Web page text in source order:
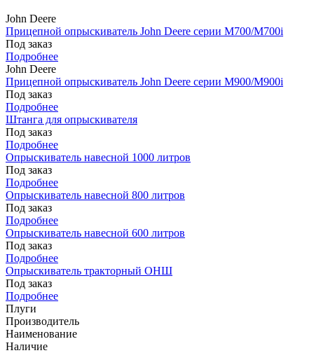
John Deere
Прицепной опрыскиватель John Deere серии M700/M700i
Под заказ
Подробнее
John Deere
Прицепной опрыскиватель John Deere серии M900/M900i
Под заказ
Подробнее
Штанга для опрыскивателя
Под заказ
Подробнее
Опрыскиватель навесной 1000 литров
Под заказ
Подробнее
Опрыскиватель навесной 800 литров
Под заказ
Подробнее
Опрыскиватель навесной 600 литров
Под заказ
Подробнее
Опрыскиватель тракторный ОНШ
Под заказ
Подробнее
Плуги
Производитель
Наименование
Наличие